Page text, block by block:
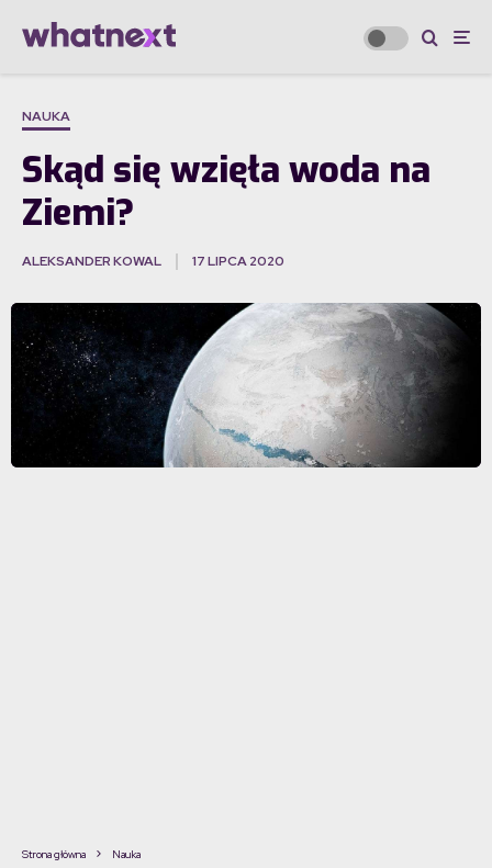
NAUKA
Skąd się wzięła woda na
Ziemi?
ALEKSANDER KOWAL 17 LIPCA 2020
Strona główna Nauka